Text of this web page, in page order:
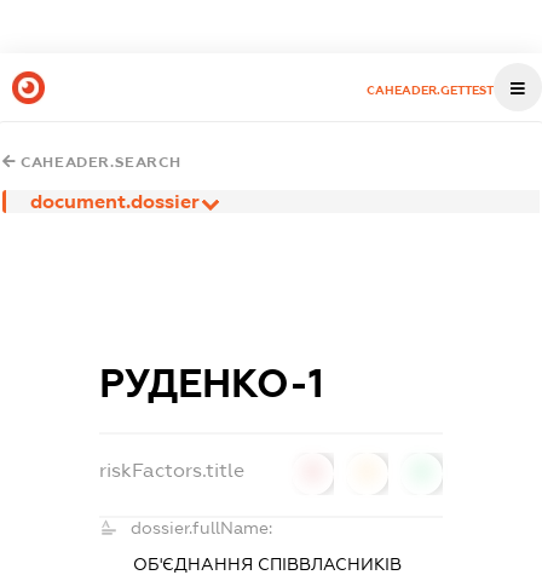
CAHEADER.GETTEST
CAHEADER.SEARCH
document.dossier
РУДЕНКО-1
riskFactors.title
dossier.fullName:
ОБ'ЄДНАННЯ СПІВВЛАСНИКІВ